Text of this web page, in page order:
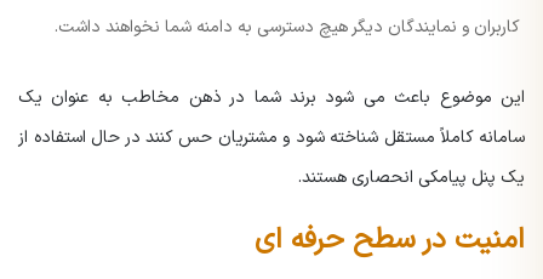
کاربران و نمایندگان دیگر هیچ دسترسی به دامنه شما نخواهند داشت.
این موضوع باعث می شود برند شما در ذهن مخاطب به عنوان یک
سامانه کاملاً مستقل شناخته شود و مشتریان حس کنند در حال استفاده از
یک پنل پیامکی انحصاری هستند.
امنیت در سطح حرفه ای